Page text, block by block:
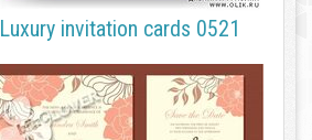
Luxury invitation cards 0521